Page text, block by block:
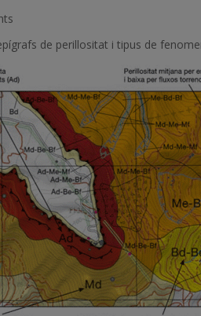
de perillositat i tipus de